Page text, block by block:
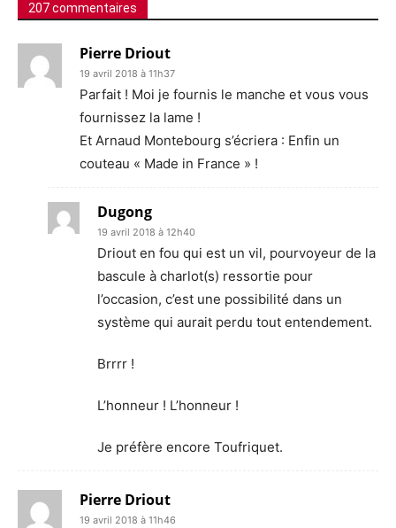
207 commentaires
Pierre Driout
19 avril 2018 à 11h37
Parfait ! Moi je fournis le manche et vous vous
fournissez la lame !
Et Arnaud Montebourg s’écriera : Enfin un
couteau « Made in France » !
Dugong
19 avril 2018 à 12h40
Driout en fou qui est un vil, pourvoyeur de la
bascule à charlot(s) ressortie pour
l’occasion, c’est une possibilité dans un
système qui aurait perdu tout entendement.
Brrrr !
L’honneur ! L’honneur !
Je préfère encore Toufriquet.
Pierre Driout
19 avril 2018 à 11h46